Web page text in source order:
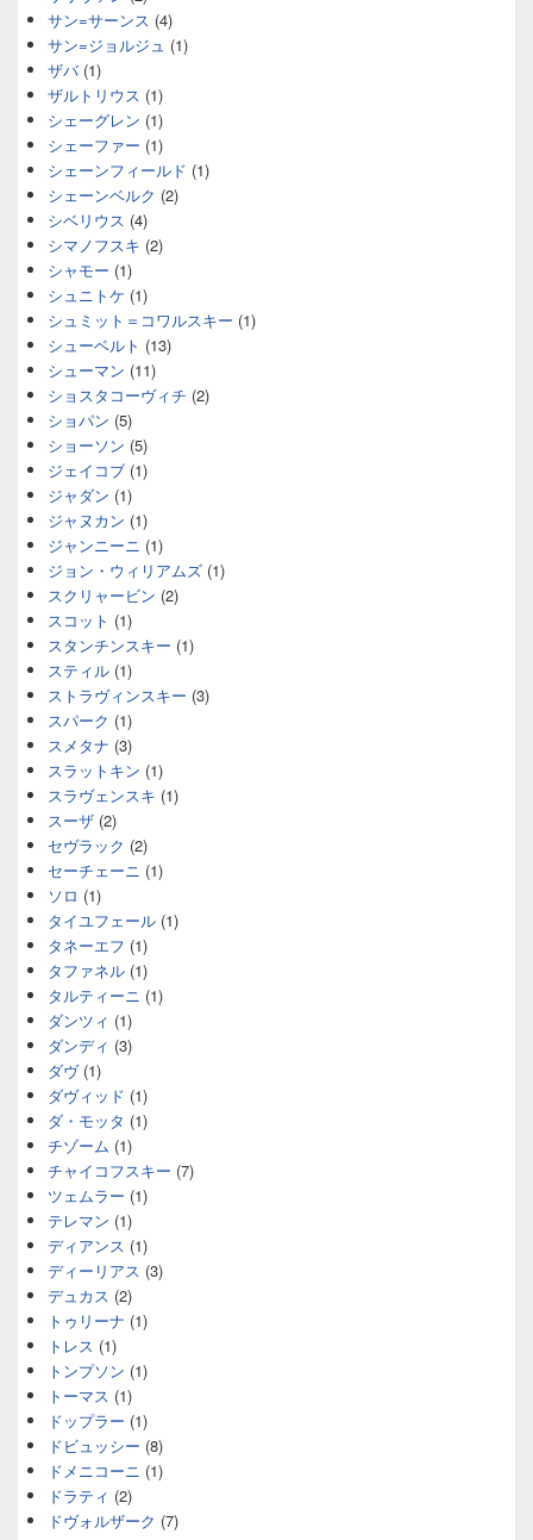
サン=サーンス (4)
サン=ジョルジュ (1)
ザバ(1)
ザルトリウス (1)
シェーグレン (1)
シェーファー (1)
シェーンフィールド (1)
シェーンベルク (2)
シベリウス (4)
シマノフスキ (2)
シャモー (1)
シュニトケ (1)
シュミット＝コワルスキー (1)
シューベルト (13)
シューマン (11)
ショスタコーヴィチ (2)
ショパン (5)
ショーソン (5)
ジェイコブ (1)
ジャダン (1)
ジャヌカン (1)
ジャンニーニ (1)
ジョン・ウィリアムズ (1)
スクリャービン (2)
スコット (1)
スタンチンスキー (1)
スティル (1)
ストラヴィンスキー (3)
スパーク (1)
スメタナ (3)
スラットキン (1)
スラヴェンスキ (1)
スーザ (2)
セヴラック (2)
セーチェーニ (1)
ソロ (1)
タイユフェール (1)
タネーエフ (1)
タファネル (1)
タルティーニ (1)
ダンツィ (1)
ダンディ (3)
ダヴ(1)
ダヴィッド (1)
ダ・モッタ (1)
チゾーム (1)
チャイコフスキー (7)
ツェムラー (1)
テレマン (1)
ディアンス (1)
ディーリアス (3)
デュカス (2)
トゥリーナ (1)
トレス (1)
トンプソン (1)
トーマス (1)
ドップラー (1)
ドビュッシー (8)
ドメニコーニ (1)
ドラティ (2)
ドヴォルザーク (7)